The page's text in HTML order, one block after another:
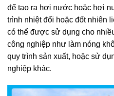
để tạo ra hơi nước hoặc hơi
trình nhiệt đổi hoặc đốt nhiên
có thể được sử dụng cho
công nghiệp như làm nóng
quy trình sản xuất, hoặc sử
nghiệp khác.